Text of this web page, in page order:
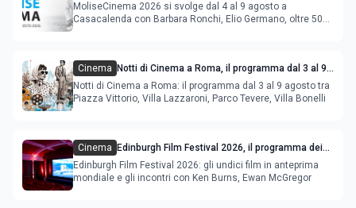
MoliseCinema 2026 si svolge dal 4 al 9 agosto a
Casacalenda con Barbara Ronchi, Elio Germano, oltre 50
Cinema
Notti di Cinema a Roma, il programma dal 3 al 9
agosto
Notti di Cinema a Roma: il programma dal 3 al 9 agosto tra
Piazza Vittorio, Villa Lazzaroni, Parco Tevere, Villa Bonelli
Cinema
Edinburgh Film Festival 2026, il programma dei
film in anteprima mondiale
Edinburgh Film Festival 2026: gli undici film in anteprima
mondiale e gli incontri con Ken Burns, Ewan McGregor